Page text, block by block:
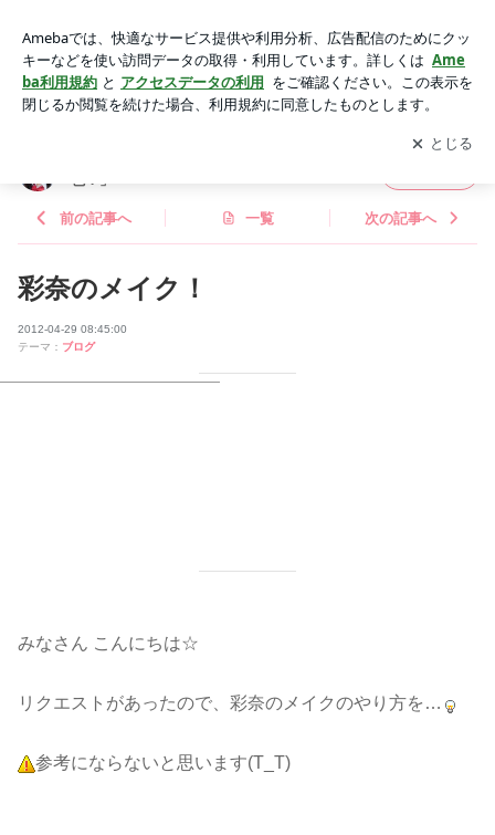
色？」Powered by Ameba
アプリをダウンロードして ブログの更新通知
を受け取りまし
ょう。
開く
色？」
前の記事へ 一覧 次の記事へ
彩奈のメイク！
2012-04-29 08:45:00
テーマ： ブログ
みなさん こんにちは☆
リクエストがあったので、彩奈のメイクのやり方を…
参考にならないと思います(T_T)